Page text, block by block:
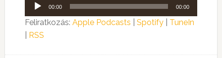
Audió
lejátszó
00:00 00:00
Feliratkozás: Apple Podcasts Spotify| TuneIn
RSS